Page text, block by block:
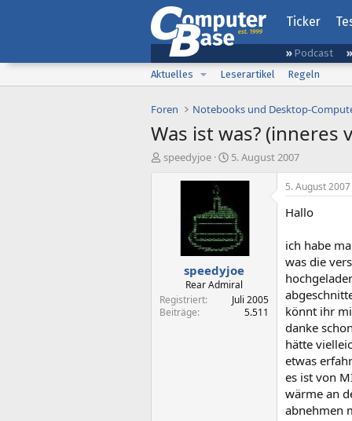
Ticker
Podcast
Aktuelles
Leserartikel Regeln
Foren Notebooks und Desktop-
Was ist was? (inneres
E
speedyjoe
E
s
e
l
l
t
a
m
5. August 2007
speedyjoe
Rear Admiral
Registriert
Juli 2005
Beiträge
5.511
5. August 2007
Hallo
ich habe
was die
könnt ihr
danke
hätte
etwas
es ist von
wärme an
abnehmen